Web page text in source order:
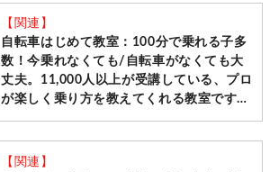
【関連】
自転車はじめて教室：100分で乗れる子多
数！今乗れなくても/自転車がなくても大
丈夫。11,000人以上が受講している、プロ
が楽しく乗り方を教えてくれる教室です
［毎週土日＠横浜・神奈川10会場 先着受
付］
【関連】